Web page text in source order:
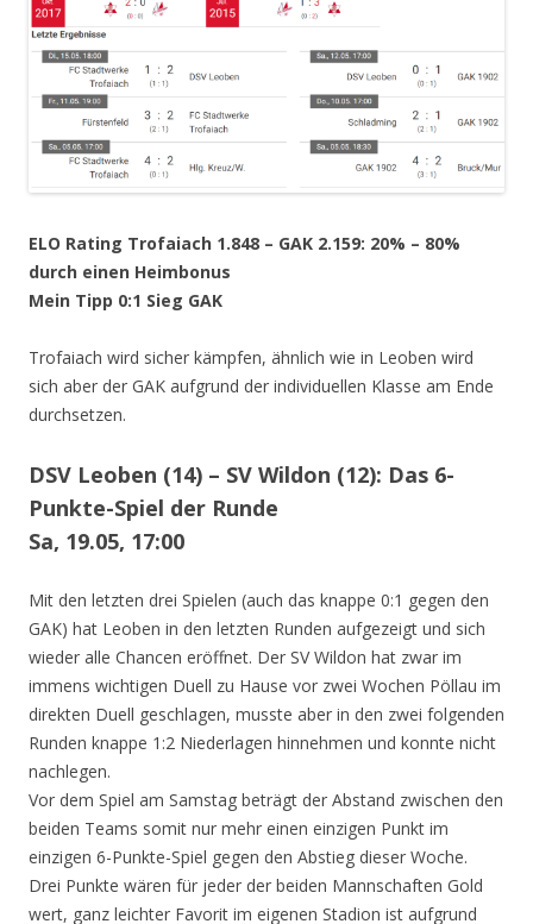
ELO Rating Trofaiach 1.848 – GAK 2.159: 20% – 80%
durch einen Heimbonus
Mein Tipp 0:1 Sieg GAK
Trofaiach wird sicher kämpfen, ähnlich wie in Leoben wird
sich aber der GAK aufgrund der individuellen Klasse am Ende
durchsetzen.
DSV Leoben (14) – SV Wildon (12): Das 6-
Punkte-Spiel der Runde
Sa, 19.05, 17:00
Mit den letzten drei Spielen (auch das knappe 0:1 gegen den
GAK) hat Leoben in den letzten Runden aufgezeigt und sich
wieder alle Chancen eröffnet. Der SV Wildon hat zwar im
immens wichtigen Duell zu Hause vor zwei Wochen Pöllau im
direkten Duell geschlagen, musste aber in den zwei folgenden
Runden knappe 1:2 Niederlagen hinnehmen und konnte nicht
nachlegen.
Vor dem Spiel am Samstag beträgt der Abstand zwischen den
beiden Teams somit nur mehr einen einzigen Punkt im
einzigen 6-Punkte-Spiel gegen den Abstieg dieser Woche.
Drei Punkte wären für jeder der beiden Mannschaften Gold
wert, ganz leichter Favorit im eigenen Stadion ist aufgrund